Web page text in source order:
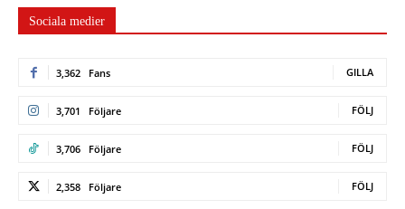
Sociala medier
3,362 Fans GILLA
3,701 Följare FÖLJ
3,706 Följare FÖLJ
2,358 Följare FÖLJ